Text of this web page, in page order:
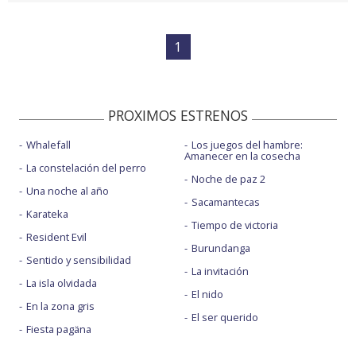
1
PROXIMOS ESTRENOS
Whalefall
La constelación del perro
Una noche al año
Karateka
Resident Evil
Sentido y sensibilidad
La isla olvidada
En la zona gris
Fiesta pagäna
Los juegos del hambre:
Amanecer en la cosecha
Noche de paz 2
Sacamantecas
Tiempo de victoria
Burundanga
La invitación
El nido
El ser querido